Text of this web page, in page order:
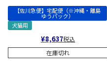
【佐川急便】宅配便（※沖縄・離島
ゆうパック）
犬猫用
¥8,637税込
在庫切れ